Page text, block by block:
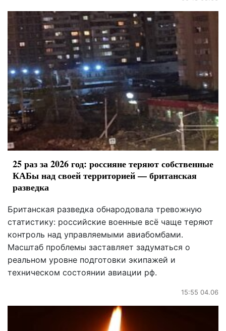
25 раз за 2026 год: россияне теряют собственные
КАБы над своей территорией — британская
разведка
Британская разведка обнародовала тревожную
статистику: российские военные всё чаще теряют
контроль над управляемыми авиабомбами.
Масштаб проблемы заставляет задуматься о
реальном уровне подготовки экипажей и
техническом состоянии авиации рф.
15:55 04.06